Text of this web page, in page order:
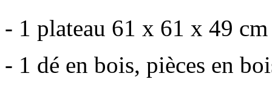
- 1 plateau 61 x 61 x 49
- 1 dé en bois, pièces en